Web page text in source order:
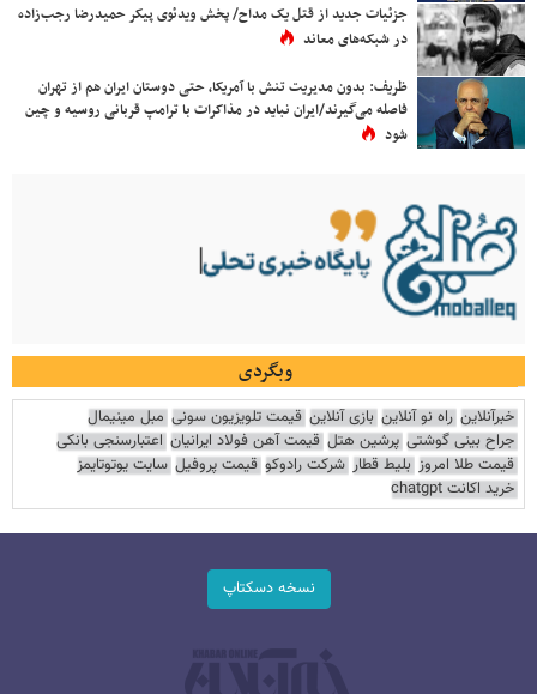
جزئیات جدید از قتل یک مداح/ پخش ویدئوی پیکر حمیدرضا رجب‌زاده
در شبکه‌های معاند
ظریف: بدون مدیریت تنش با آمریکا، حتی دوستان ایران هم از تهران
فاصله می‌گیرند/ایران نباید در مذاکرات با ترامپ قربانی روسیه و چین
شود
وبگردی
خبرآنلاین راه نو آنلاین بازی آنلاین قیمت تلویزیون سونی مبل مینیمال
جراح بینی گوشتی پرشین هتل قیمت آهن فولاد ایرانیان اعتبارسنجی بانکی
قیمت طلا امروز بلیط قطار شرکت رادوکو قیمت پروفیل سایت یوتوتایمز
خرید اکانت chatgpt
نسخه دسکتاپ